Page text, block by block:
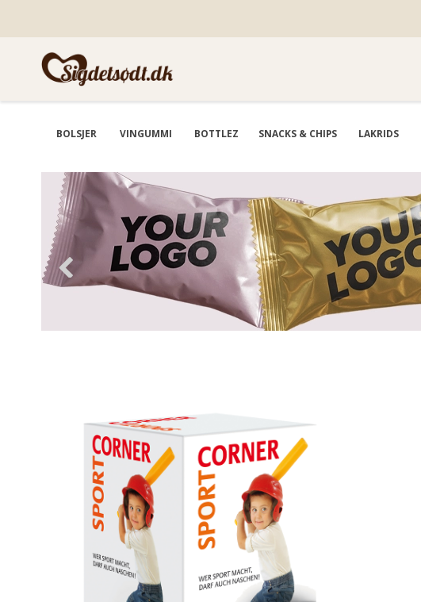
BOLSJER VINGUMMI BOTTLEZ SNACKS & CHIPS LAKRIDS